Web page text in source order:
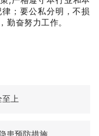
；要公私分明，不损
勤奋努力工作。
上